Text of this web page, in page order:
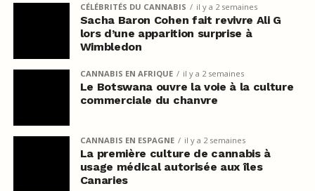
CÉLÉBRITÉS DU CANNABIS il y a 2 semaines
Sacha Baron Cohen fait revivre Ali G
lors d’une apparition surprise à
Wimbledon
CANNABIS EN AFRIQUE il y a 2 semaines
Le Botswana ouvre la voie à la culture
commerciale du chanvre
CANNABIS EN ESPAGNE il y a 2 semaines
La première culture de cannabis à
usage médical autorisée aux îles
Canaries